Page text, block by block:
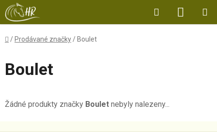
Přejít
na
obsah
Hledat
KOŠÍK
Domů
/ Prodávané značky / Boulet
Boulet
Žádné produkty značky Boulet nebyly nalezeny...